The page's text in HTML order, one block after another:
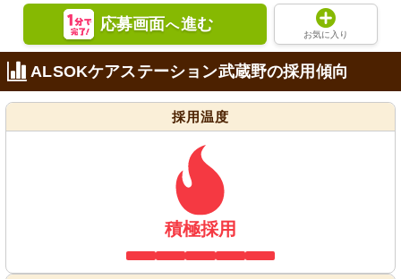
応募画面へ進む
お気に入り
ALSOKケアステーション武蔵野の採用傾向
採用温度
積極採用